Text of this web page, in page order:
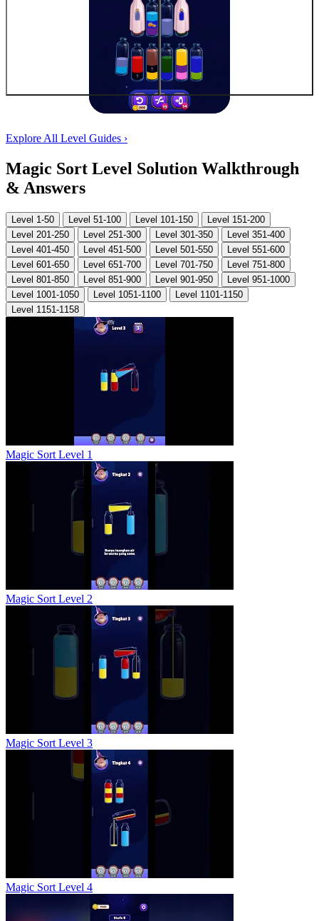
Explore All Level Guides ›
Magic Sort Level Solution Walkthrough
& Answers
Level 1-50 Level 51-100 Level 101-150
Level 151-200
Level 201-250
Level 251-300 Level 301-350
Level 351-400
Level 401-450
Level 451-500 Level 501-550
Level 551-600
Level 601-650
Level 651-700 Level 701-750
Level 751-800
Level 801-850
Level 851-900 Level 901-950
Level 951-1000
Level 1001-1050
Level 1051-1100
Level 1101-1150
Level 1151-1158
Magic Sort Level 1
Magic Sort Level 2
Magic Sort Level 3
Magic Sort Level 4